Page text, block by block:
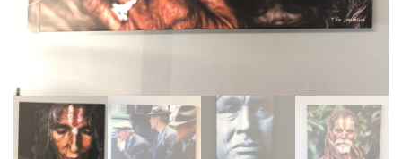
CONVERTIBLE
MATELAS
CADRES DE LIT
TÊTES DE LITS